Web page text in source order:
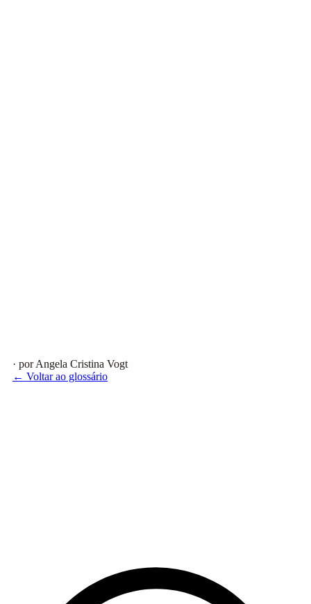
· por Angela Cristina Vogt
← Voltar ao glossário